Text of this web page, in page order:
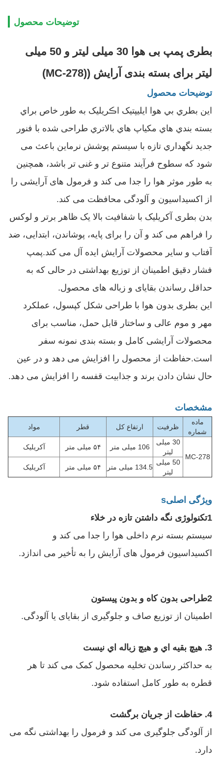
توضیحات محصول
بطری پمپ بی هوا 30 میلی لیتر و 50 میلی
لیتر برای بسته بندی آرایش ((MC-278)
توضیحات محصول
اين بطري بي هوا ايليپتيک اڪريليک به طور خاص براي
بسته بندي هاي مكياپ هاي بالاتري طراحی شده با فنور
جديد نگهداري تازه با سيستم پوشش نرماین باعث می
شود که سطوح فرآیند متنوع تر و غنی تر باشد، همچنین
به طور موثر هوا را جدا می کند و فرمول های آرایشی را
از اکسیداسیون و آلودگی محافظت می کند.
بدن بطری آکریلیک با شفافیت بالا یک ظاهر برتر و لوکس
را فراهم می کند و آن را برای پایه، پوشاندن، ابتدایی، ضد
آفتاب و سایر محصولات آرایش ایده آل می کند.پمپ
فشار دقیق اطمینان از توزیع بهداشتی در حالی که به
حداقل رساندن بقایای و زباله های محصول.
این بطری بدون هوا با طراحی شکل کپسول، عملکرد
مهر و موم عالی و ساختار قابل حمل، مناسب برای
محصولات آرایشی کامل و بسته بندی نمونه سفر
است.حفاظت از محصول را افزایش می دهد و در عین
حال نشان دادن برند و جذابیت قفسه را افزایش می دهد.
مشخصات
ماده
شماره
ظرفیت ارتفاع کل قطر مواد
MC-278
30 میلی
لیتر
106 میلی متر ۵۴ میلی متر
آکریلیک
50 میلی
لیتر
134.5 میلی متر ۵۴ میلی متر آکریلیک
ویژگی اصلیs
1تکنولوژی نگه داشتن تازه در خلاء
سیستم بسته نرم داخلی هوا را جدا می کند و
اکسیداسیون فرمول های آرایش را به تأخیر می اندازد.
2طراحی بدون کاه و بدون پیستون
اطمینان از توزیع صاف و جلوگیری از بقایای یا آلودگی.
3. هيچ بقيه اي و هيچ زباله اي نيست
به حداکثر رساندن تخلیه محصول کمک می کند تا هر
قطره به طور کامل استفاده شود.
4. حفاظت از جریان برگشت
از آلودگی جلوگیری می کند و فرمول را بهداشتی نگه می
دارد.